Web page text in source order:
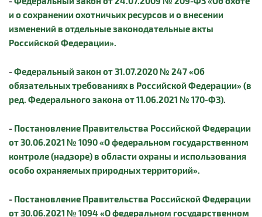
и о сохранении охотничьих ресурсов и о внесении
изменений в отдельные законодательные акты
Российской Федерации».
-Федеральный закон от 31.07.2020 № 247 «Об
обязательных требованиях в Российской Федерации» (в
ред. Федерального закона от 11.06.2021 № 170-ФЗ).
- Постановление Правительства Российской Федерации
от 30.06.2021 № 1090 «О федеральном государственном
контроле (надзоре) в области охраны и использования
особо охраняемых природных территорий».
- Постановление Правительства Российской Федерации
от 30.06.2021 № 1094 «О федеральном государственном